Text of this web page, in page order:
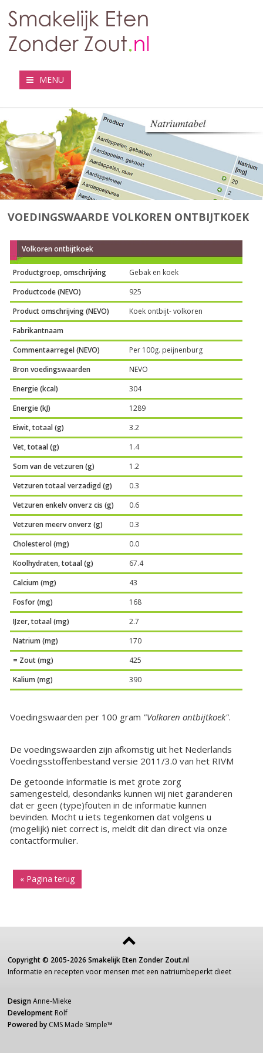
MENU
VOEDINGSWAARDE VOLKOREN ONTBIJTKOEK
Volkoren ontbijtkoek
Productgroep, omschrijving
Gebak en koek
Productcode (NEVO)
925
Product omschrijving (NEVO)
Koek ontbijt- volkoren
Fabrikantnaam
Commentaarregel (NEVO)
Per 100g. peijnenburg
Bron voedingswaarden
NEVO
Energie (kcal)
304
Energie (kJ)
1289
Eiwit, totaal (g)
3.2
Vet, totaal (g)
1.4
Som van de vetzuren (g)
1.2
Vetzuren totaal verzadigd (g)
0.3
Vetzuren enkelv onverz cis (g)
0.6
Vetzuren meerv onverz (g)
0.3
Cholesterol (mg)
0.0
Koolhydraten, totaal (g)
67.4
Calcium (mg)
43
Fosfor (mg)
168
IJzer, totaal (mg)
2.7
Natrium (mg)
170
= Zout (mg)
425
Kalium (mg)
390
Voedingswaarden per 100 gram "Volkoren ontbijtkoek".
De voedingswaarden zijn afkomstig uit het Nederlands
Voedingsstoffenbestand versie 2011/3.0 van het RIVM
De getoonde informatie is met grote zorg
samengesteld, desondanks kunnen wij niet garanderen
dat er geen (type)fouten in de informatie kunnen
bevinden. Mocht u iets tegenkomen dat volgens u
(mogelijk) niet correct is, meldt dit dan direct via onze
contactformulier.
« Pagina terug
Copyright © 2005-2026 Smakelijk Eten Zonder Zout.nl
Informatie en recepten voor mensen met een natriumbeperkt dieet
Design Anne-Mieke
Development Rolf
Powered by CMS Made Simple™